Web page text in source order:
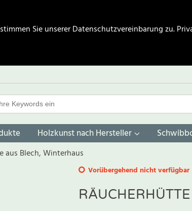
Sie unserer Datenschutzvereinbarung zu.
Holzkunst nach Hersteller
aus Blech, Winterhaus
Vorübergehend nicht verfügbar